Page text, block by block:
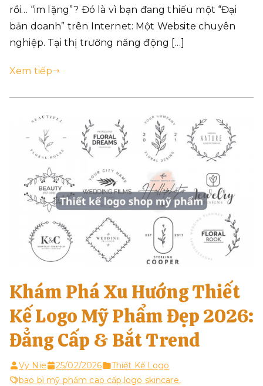
rồi… “im lặng”? Đó là vì bạn đang thiếu một “Đại
bản doanh” trên Internet: Một Website chuyên
nghiệp. Tại thị trường năng động […]
Xem tiếp
Khám Phá Xu Hướng Thiết
Kế Logo Mỹ Phẩm Đẹp 2026:
Đẳng Cấp & Bắt Trend
Vy Nie 25/02/2026
Thiết Kế Logo
bao bì mỹ phẩm cao cấp,logo skincare,